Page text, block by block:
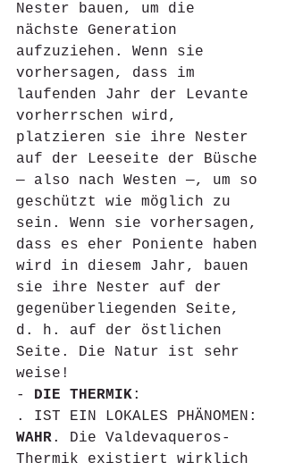
Nester bauen, um die
nächste Generation
aufzuziehen. Wenn sie
vorhersagen, dass im
laufenden Jahr der Levante
vorherrschen wird,
platzieren sie ihre Nester
auf der Leeseite der Büsche
— also nach Westen —, um so
geschützt wie möglich zu
sein. Wenn sie vorhersagen,
dass es eher Poniente haben
wird in diesem Jahr, bauen
sie ihre Nester auf der
gegenüberliegenden Seite,
d. h. auf der östlichen
Seite. Die Natur ist sehr
weise!
- DIE THERMIK:
. IST EIN LOKALES PHÄNOMEN:
WAHR. Die Valdevaqueros-
Thermik existiert wirklich